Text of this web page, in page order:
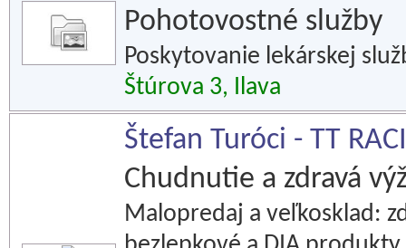
Pohotovostné služby
Poskytovanie lekárskej
Štúrova 3, Ilava
Štefan Turóci - TT
Chudnutie a zdravá
Malopredaj a veľkosklad: